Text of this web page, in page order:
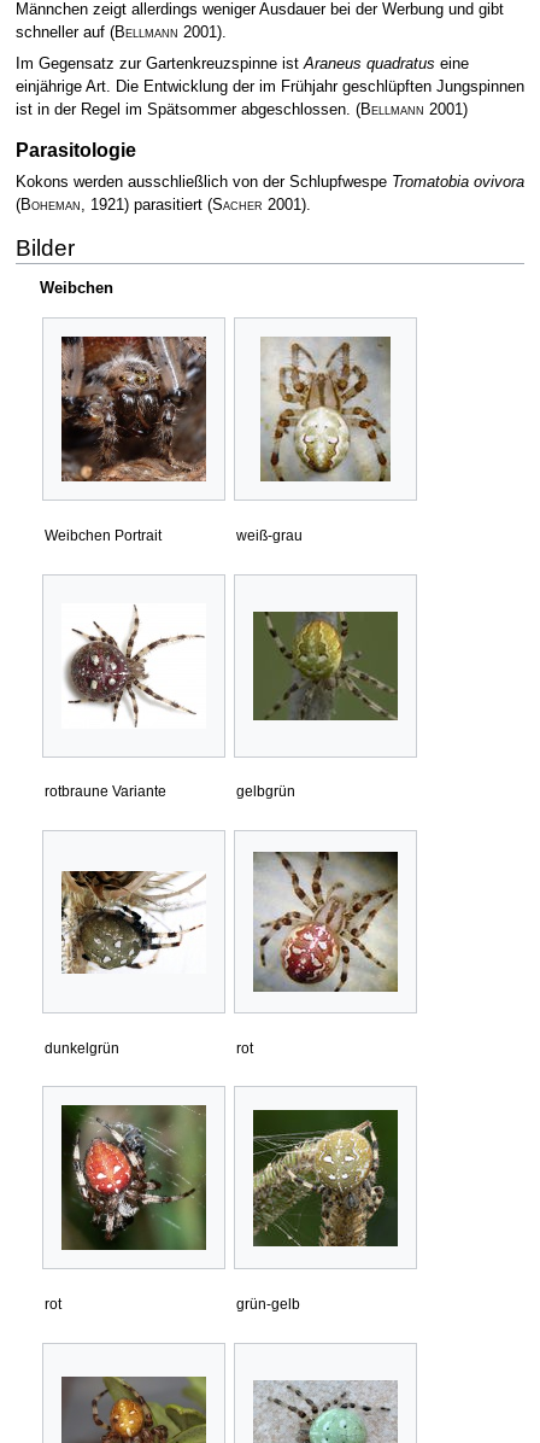
Männchen zeigt allerdings weniger Ausdauer bei der Werbung und gibt
schneller auf (Bellmann 2001).
Im Gegensatz zur Gartenkreuzspinne ist Araneus quadratus eine
einjährige Art. Die Entwicklung der im Frühjahr geschlüpften Jungspinnen
ist in der Regel im Spätsommer abgeschlossen. (Bellmann 2001)
Parasitologie
Kokons werden ausschließlich von der Schlupfwespe Tromatobia ovivora
(Boheman, 1921) parasitiert (Sacher 2001).
Bilder
Weibchen
Weibchen Portrait weiß-grau
rotbraune Variante gelbgrün
dunkelgrün rot
rot grün-gelb